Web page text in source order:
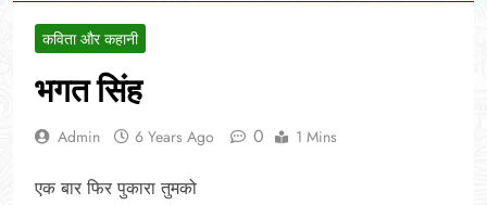
कविता और कहानी
भगत सिंह
Admin 6 Years Ago 0 1 Mins
एक बार फिर पुकारा तुमको